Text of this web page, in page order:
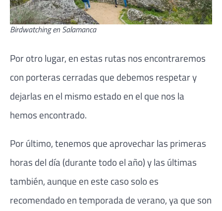
Birdwatching en Salamanca
Por otro lugar, en estas rutas nos encontraremos
con porteras cerradas que debemos respetar y
dejarlas en el mismo estado en el que nos la
hemos encontrado.
Por último, tenemos que aprovechar las primeras
horas del día (durante todo el año) y las últimas
también, aunque en este caso solo es
recomendado en temporada de verano, ya que son